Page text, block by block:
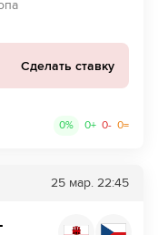
Сделать ставку
0% 0+ 0- 0=
25 мар. 22:45